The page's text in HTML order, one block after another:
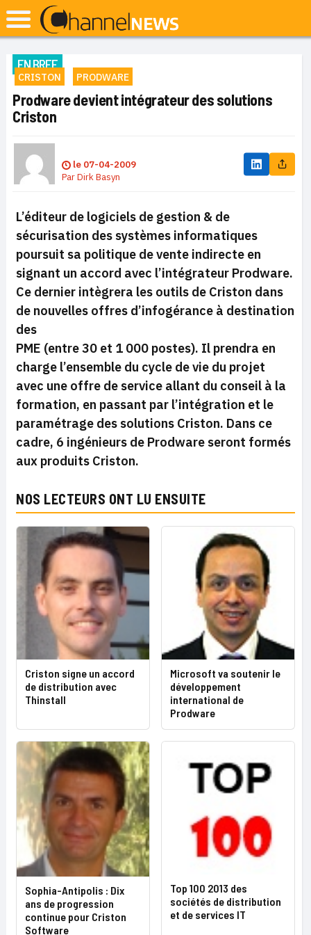
EN BREF
CRISTON PRODWARE
Prodware devient intégrateur des solutions
Criston
le 07-04-2009
ParDirk Basyn
L’éditeur de logiciels de gestion & de
sécurisation des systèmes informatiques
poursuit sa politique de vente indirecte en
signant un accord avec l’intégrateur Prodware.
Ce dernier intègrera les outils de Criston dans
de nouvelles offres d’infogérance à destination
des
PME (entre 30 et 1 000 postes). Il prendra en
charge l’ensemble du cycle de vie du projet
avec une offre de service allant du conseil à la
formation, en passant par l’intégration et le
paramétrage des solutions Criston. Dans ce
cadre, 6 ingénieurs de Prodware seront formés
aux produits Criston.
NOS LECTEURS ONT LU ENSUITE
Criston signe un accord
de distribution avec
Thinstall
Microsoft va soutenir le
développement
international de
Prodware
Sophia-Antipolis : Dix
ans de progression
continue pour Criston
Software
Top 100 2013 des
sociétés de distribution
et de services IT